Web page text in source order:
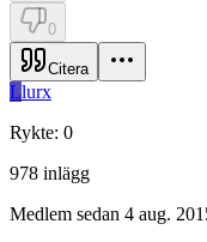
0
Citera
Llurx
Rykte: 0
978 inlägg
Medlem sedan 4 aug.